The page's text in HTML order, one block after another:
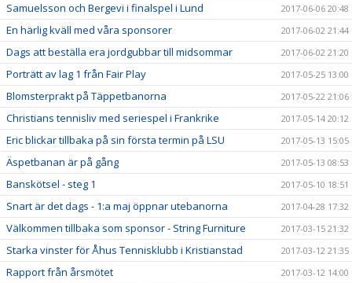
Samuelsson och Bergevi i finalspel i Lund 2017-06-06 20:48
En härlig kväll med våra sponsorer 2017-06-02 21:44
Dags att beställa era jordgubbar till midsommar 2017-06-02 21:20
Porträtt av lag 1 från Fair Play 2017-05-25 13:00
Blomsterprakt på Täppetbanorna 2017-05-22 21:06
Christians tennisliv med seriespel i Frankrike 2017-05-14 20:12
Eric blickar tillbaka på sin första termin på LSU 2017-05-13 15:05
Äspetbanan är på gång 2017-05-13 08:53
Banskötsel - steg 1 2017-05-10 18:51
Snart är det dags - 1:a maj öppnar utebanorna 2017-04-28 17:32
Välkommen tillbaka som sponsor - String Furniture 2017-03-15 21:32
Starka vinster för Åhus Tennisklubb i Kristianstad 2017-03-12 21:35
Rapport från årsmötet 2017-03-12 14:00